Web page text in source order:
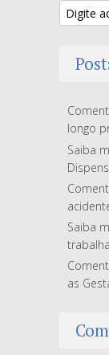
longo
Saiba
Saiba
as